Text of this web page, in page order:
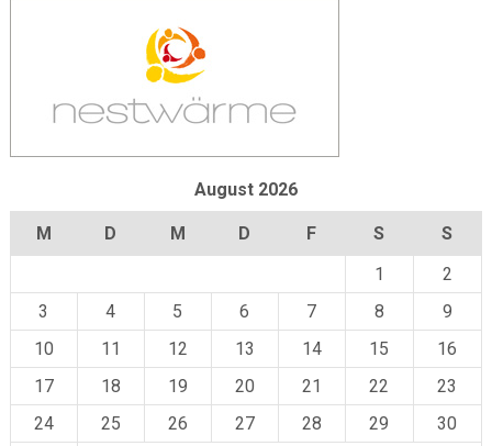
August 2026
M D M D F S
S
1
2
3
4 5 6 7 8
9
10
11 12 13 14 15
16
17
18 19 20 21 22
23
24
25 26 27 28 29 30